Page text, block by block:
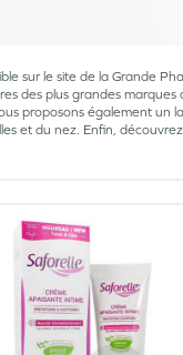
sur le site de la Grande
des plus grandes
proposons également un
et du nez. Enfin, découvrez